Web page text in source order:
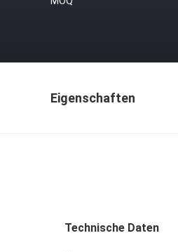
Eigenschaften
Technische Daten